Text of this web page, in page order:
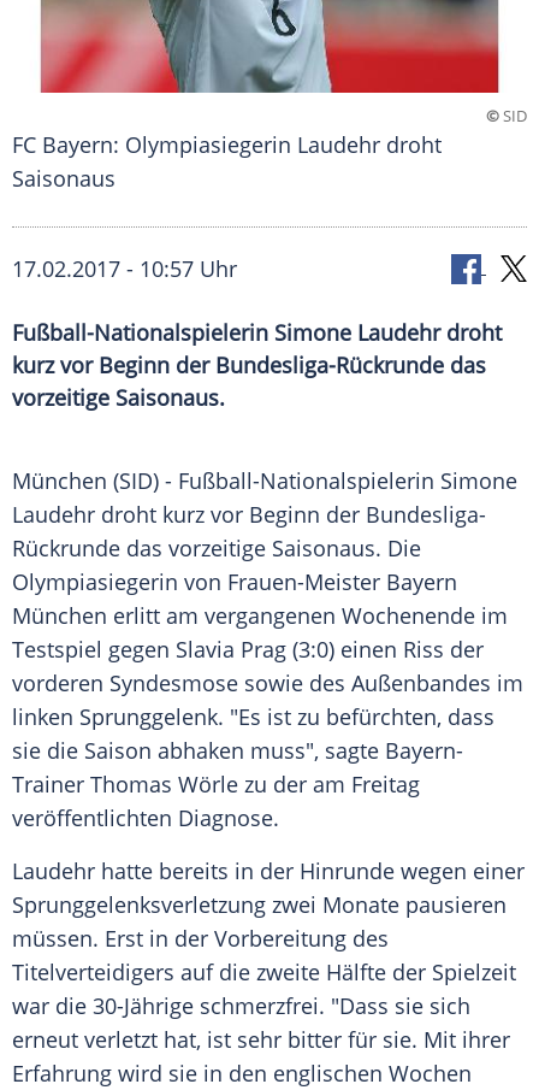
©SID
FC Bayern: Olympiasiegerin Laudehr droht
Saisonaus
17.02.2017 - 10:57 Uhr
Fußball-Nationalspielerin Simone Laudehr droht
kurz vor Beginn der Bundesliga-Rückrunde das
vorzeitige Saisonaus.
München (SID) - Fußball-Nationalspielerin Simone
Laudehr droht kurz vor Beginn der Bundesliga-
Rückrunde das vorzeitige Saisonaus. Die
Olympiasiegerin von Frauen-Meister Bayern
München erlitt am vergangenen Wochenende im
Testspiel gegen Slavia Prag (3:0) einen Riss der
vorderen Syndesmose sowie des Außenbandes im
linken Sprunggelenk. "Es ist zu befürchten, dass
sie die Saison abhaken muss", sagte Bayern-
Trainer Thomas Wörle zu der am Freitag
veröffentlichten Diagnose.
Laudehr hatte bereits in der Hinrunde wegen einer
Sprunggelenksverletzung zwei Monate pausieren
müssen. Erst in der Vorbereitung des
Titelverteidigers auf die zweite Hälfte der Spielzeit
war die 30-Jährige schmerzfrei. "Dass sie sich
erneut verletzt hat, ist sehr bitter für sie. Mit ihrer
Erfahrung wird sie in den englischen Wochen